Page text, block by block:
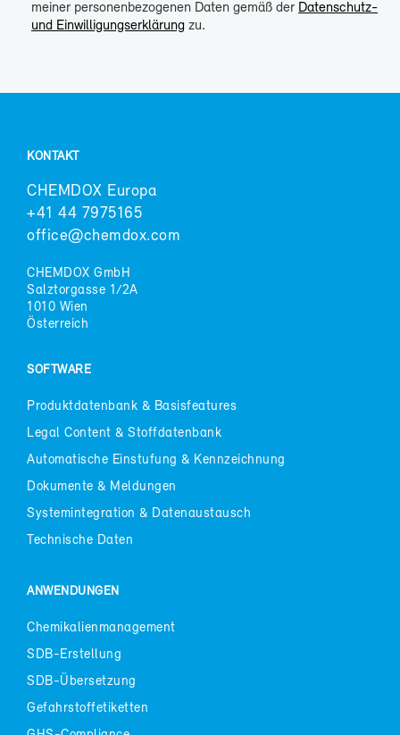
meiner personenbezogenen Daten gemäß der Datenschutz-
und Einwilligungserklärung zu.
KON­TAKT
CHEM­DOX Eu­ro­pa
+41 44 7975165
of­fice@chem­dox.com
CHEM­DOX GmbH
Salztor­gas­se 1/2A
1010 Wien
Ös­ter­reich
SOFT­WARE
Pro­dukt­da­ten­bank & Ba­sis­fea­tures
Le­gal Con­tent & Stoff­da­ten­bank
Au­to­ma­ti­sche Ein­stu­fung & Kenn­zeich­nung
Do­ku­men­te & Mel­dun­gen
Sys­tem­in­te­gra­ti­on & Da­ten­aus­tausch
Tech­ni­sche Da­ten
AN­WEN­DUN­GEN
Che­mi­ka­li­en­ma­nage­ment
SDB-​Erstellung
SDB-​Übersetzung
Ge­fahr­stof­f­eti­ket­ten